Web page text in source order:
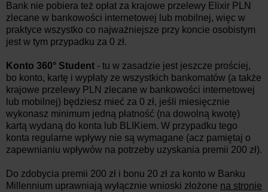
Bank nie pobiera też opłat za krajowe przelewy Elixir PLN
zlecane w bankowości internetowej lub mobilnej, więc w
praktyce wszystko co najważniejsze przy koncie osobistym
jest w tym przypadku za 0 zł.
Konto 360° Student - tu w zasadzie jest jeszcze prościej,
bo konto, kartę i wypłaty ze wszystkich bankomatów (a także
krajowe przelewy PLN zlecane w bankowości internetowej
lub mobilnej) będziesz mieć za 0 zł, jeśli miesięcznie
wykonasz minimum jedną płatność (na dowolną kwotę)
kartą wydaną do konta lub BLIKiem. W przypadku tego
konta regularne wpływy nie są wymagane (acz pamiętaj o
zapewnianiu wpływów na potrzeby uzyskania premii 200 zł).
Do zdobycia premii 200 zł i bonu 20 zł za konto w Banku
Millennium uprawniają wyłącznie wnioski złożone na stronie